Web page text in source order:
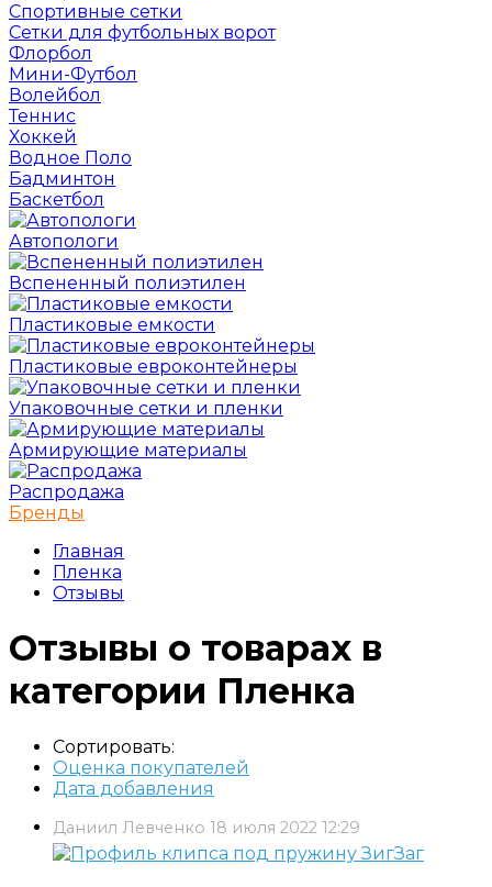
Спортивные сетки
Сетки для футбольных ворот
Флорбол
Мини-Футбол
Волейбол
Теннис
Хоккей
Водное Поло
Бадминтон
Баскетбол
Автопологи
Вспененный полиэтилен
Пластиковые емкости
Пластиковые евроконтейнеры
Упаковочные сетки и пленки
Армирующие материалы
Распродажа
Бренды
Главная
Пленка
Отзывы
Отзывы о товарах в
категории Пленка
Сортировать:
Оценка покупателей
Дата добавления
Даниил Левченко 18 июля 2022 12:29